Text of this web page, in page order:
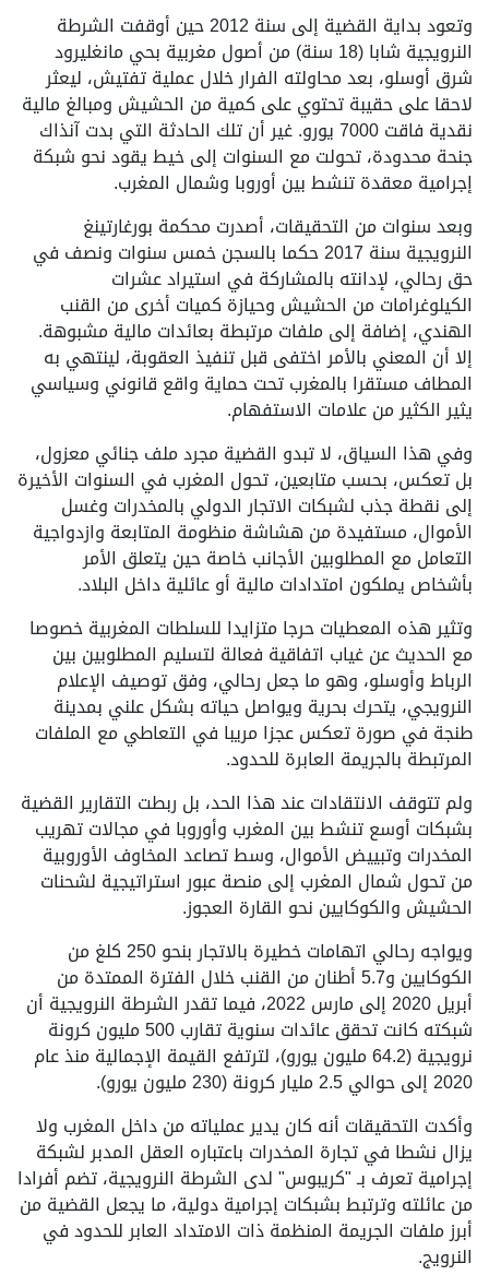
وتعود بداية القضية إلى سنة 2012 حين أوقفت الشرطة
النرويجية شابا (18 سنة) من أصول مغربية بحي مانغليرود
شرق أوسلو، بعد محاولته الفرار خلال عملية تفتيش، ليعثر
لاحقا على حقيبة تحتوي على كمية من الحشيش ومبالغ مالية
نقدية فاقت 7000 يورو. غير أن تلك الحادثة التي بدت آنذاك
جنحة محدودة، تحولت مع السنوات إلى خيط يقود نحو شبكة
إجرامية معقدة تنشط بين أوروبا وشمال المغرب.
وبعد سنوات من التحقيقات، أصدرت محكمة بورغارتينغ
النرويجية سنة 2017 حكما بالسجن خمس سنوات ونصف في
حق رحالي، لإدانته بالمشاركة في استيراد عشرات
الكيلوغرامات من الحشيش وحيازة كميات أخرى من القنب
الهندي، إضافة إلى ملفات مرتبطة بعائدات مالية مشبوهة.
إلا أن المعني بالأمر اختفى قبل تنفيذ العقوبة، لينتهي به
المطاف مستقرا بالمغرب تحت حماية واقع قانوني وسياسي
يثير الكثير من علامات الاستفهام.
وفي هذا السياق، لا تبدو القضية مجرد ملف جنائي معزول،
بل تعكس، بحسب متابعين، تحول المغرب في السنوات الأخيرة
إلى نقطة جذب لشبكات الاتجار الدولي بالمخدرات وغسل
الأموال، مستفيدة من هشاشة منظومة المتابعة وازدواجية
التعامل مع المطلوبين الأجانب خاصة حين يتعلق الأمر
بأشخاص يملكون امتدادات مالية أو عائلية داخل البلاد.
وتثير هذه المعطيات حرجا متزايدا للسلطات المغربية خصوصا
مع الحديث عن غياب اتفاقية فعالة لتسليم المطلوبين بين
الرباط وأوسلو، وهو ما جعل رحالي، وفق توصيف الإعلام
النرويجي، يتحرك بحرية ويواصل حياته بشكل علني بمدينة
طنجة في صورة تعكس عجزا مريبا في التعاطي مع الملفات
المرتبطة بالجريمة العابرة للحدود.
ولم تتوقف الانتقادات عند هذا الحد، بل ربطت التقارير القضية
بشبكات أوسع تنشط بين المغرب وأوروبا في مجالات تهريب
المخدرات وتبييض الأموال، وسط تصاعد المخاوف الأوروبية
من تحول شمال المغرب إلى منصة عبور استراتيجية لشحنات
الحشيش والكوكايين نحو القارة العجوز.
ويواجه رحالي اتهامات خطيرة بالاتجار بنحو 250 كلغ من
الكوكايين و5.7 أطنان من القنب خلال الفترة الممتدة من
أبريل 2020 إلى مارس 2022، فيما تقدر الشرطة النرويجية أن
شبكته كانت تحقق عائدات سنوية تقارب 500 مليون كرونة
نرويجية (64.2 مليون يورو)، لترتفع القيمة الإجمالية منذ عام
2020 إلى حوالي 2.5 مليار كرونة (230 مليون يورو).
وأكدت التحقيقات أنه كان يدير عملياته من داخل المغرب ولا
يزال نشطا في تجارة المخدرات باعتباره العقل المدبر لشبكة
إجرامية تعرف بـ "كريبوس" لدى الشرطة النرويجية، تضم أفرادا
من عائلته وترتبط بشبكات إجرامية دولية، ما يجعل القضية من
أبرز ملفات الجريمة المنظمة ذات الامتداد العابر للحدود في
النرويج.